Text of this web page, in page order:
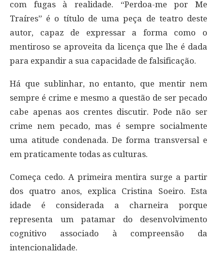
com fugas à realidade. “Perdoa-me por Me
Traíres” é o título de uma peça de teatro deste
autor, capaz de expressar a forma como o
mentiroso se aproveita da licença que lhe é dada
para expandir a sua capacidade de falsificação.
Há que sublinhar, no entanto, que mentir nem
sempre é crime e mesmo a questão de ser pecado
cabe apenas aos crentes discutir. Pode não ser
crime nem pecado, mas é sempre socialmente
uma atitude condenada. De forma transversal e
em praticamente todas as culturas.
Começa cedo. A primeira mentira surge a partir
dos quatro anos, explica Cristina Soeiro. Esta
idade é considerada a charneira porque
representa um patamar do desenvolvimento
cognitivo associado à compreensão da
intencionalidade.